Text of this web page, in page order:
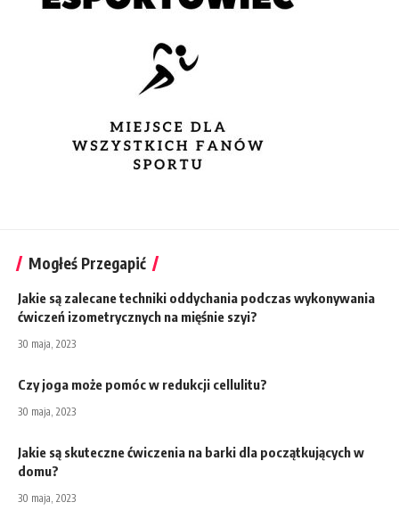
Mogłeś Przegapić
Jakie są zalecane techniki oddychania podczas wykonywania
ćwiczeń izometrycznych na mięśnie szyi?
30 maja, 2023
Czy joga może pomóc w redukcji cellulitu?
30 maja, 2023
Jakie są skuteczne ćwiczenia na barki dla początkujących w
domu?
30 maja, 2023